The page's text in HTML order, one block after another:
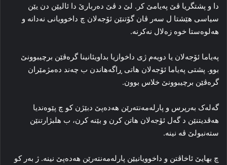
دا و پشتگریا ڤێ په‌یامێ کر. لێ د ڤێ ده‌ربارێ دا‌ ئالیێن دن یێن
سیاسی ھێشتا ل سه‌ر ڤان گۆتنێن ئۆجەلان چ داخوویانی نه‌دانه‌ و
هه‌لوه‌ستا خوه‌ زه‌لال نه‌کرنه‌.
په‌یاما ئۆجەلان یا دویه‌م ژی داخوازیا بداویئانینا گره‌ڤێن برچیبوونێ
بوو. پشتی په‌یاما ئۆجەلان هاتی ڕاگەهاندن ب چه‌ند ده‌مژمێران
گره‌ڤێن برچیبوونێ خلاس بوون.
گه‌له‌ک به‌رپرس و پارله‌مه‌نته‌رێن هەدەپێ دبێژن کو چ پێوه‌ندیا
هه‌ڤدیتنێن د گه‌ل ئۆجەلان هاتن کرن و بێنه‌ کرن، ب هلبژارتنێن
ستەنبولێ ڤە نینە.
چ بهایێ ئاخاڤتن و داخوویانیێن پارله‌مه‌نته‌رێن هەدەپێ نینە. ژ به‌ر کو